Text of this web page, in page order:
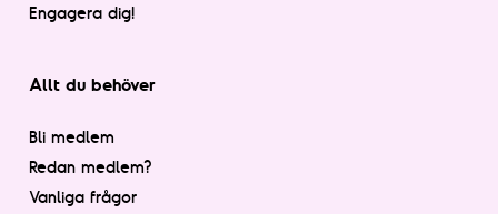
Engagera dig!
Allt du behöver
Bli medlem
Redan medlem?
Vanliga frågor